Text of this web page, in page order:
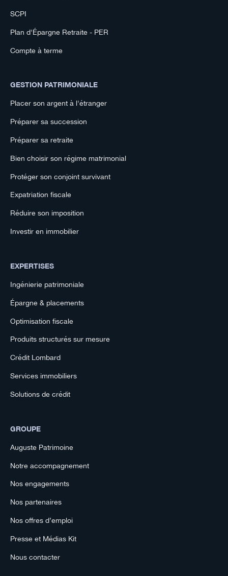
SCPI
Plan d'Épargne Retraite - PER
Compte à terme
GESTION PATRIMONIALE
Placer son argent à l'étranger
Préparer sa succession
Préparer sa retraite
Bien choisir son régime matrimonial
Protéger son conjoint survivant
Expatriation fiscale
Réduire son imposition
Investir en immobilier
EXPERTISES
Ingénierie patrimoniale
Épargne & placements
Optimisation fiscale
Produits structurés sur mesure
Crédit Lombard
Services immobiliers
Solutions de crédit
GROUPE
Auguste Patrimoine
Notre accompagnement
Nos engagements
Nos partenaires
Nos offres d’emploi
Presse et Médias Kit
Nous contacter